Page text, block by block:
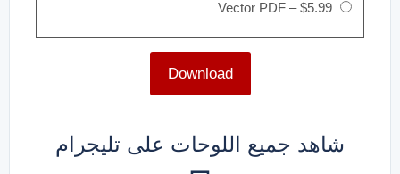
Vector PDF –$5.99
Download
شاهد جميع اللوحات على تليجرام